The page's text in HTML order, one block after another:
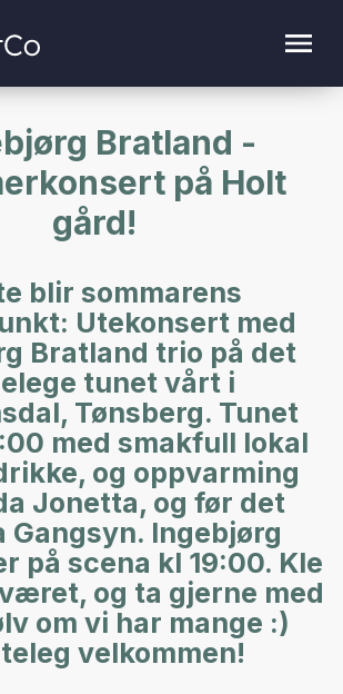
Bratland -
på Holt
gård!
blir sommarens
Utekonsert med
Bratland trio på det
tunet vårt i
Tønsberg. Tunet
med smakfull lokal
og oppvarming
Jonetta, og før det
Gangsyn. Ingebjørg
på scena kl 19:00. Kle
og ta gjerne med
om vi har mange :)
velkommen!